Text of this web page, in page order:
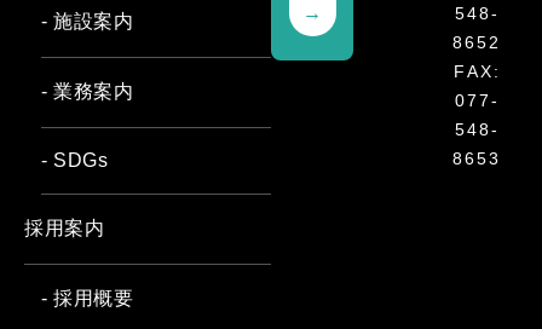
548-
8652
FAX:
077-
548-
8653
→
- 施設案内
- 業務案内
- SDGs
採用案内
- 採用概要